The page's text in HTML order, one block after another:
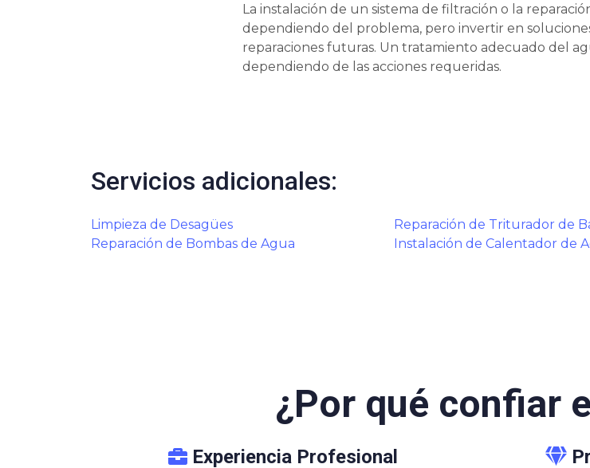
La instalación de un sistema de filtración o la
dependiendo del problema, pero invertir en
reparaciones futuras. Un tratamiento adecuado del
dependiendo de las acciones requeridas.
Servicios adicionales:
Limpieza de Desagües
Reparación de Bombas de Agua
Reparación de Triturador de
Instalación de Calentador de
¿Por qué confiar
Experiencia Profesional